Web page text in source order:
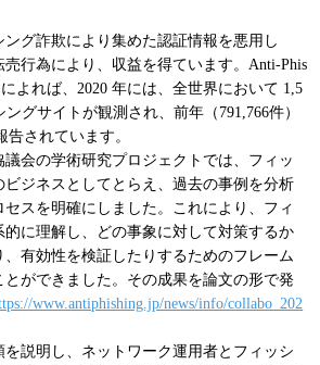
グ詐欺により集めた認証情報を悪用し
行為により、収益を得ています。Anti-Phis
よれば、2020 年には、全世界において 1,5
ングサイトが観測され、前年（791,766件）
告されています。
会の学術研究プロジェクトでは、フィッ
ビジネスとしてとらえ、過去の事例を分析
スを明確にしました。これにより、フィ
的に理解し、どの事象に対して対策するか
有効性を検証したりするためのフレーム
とができました。その成果を論文の形で発
www.antiphishing.jp/news/info/collabo_202
を説明し、ネットワーク運用者とフィッシ